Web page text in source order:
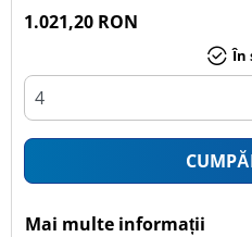
Camionetă (0)
Rulotă
1.021,20 RON
În
Mai multe informații